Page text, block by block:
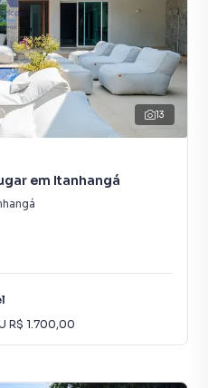
13
em Itanhangá
R$ 1.700,00